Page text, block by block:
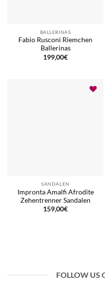
BALLERINAS
Fabio Rusconi Riemchen
Ballerinas
199,00€
SANDALEN
Impronta Amalfi Afrodite
Zehentrenner Sandalen
159,00€
FOLLOW US